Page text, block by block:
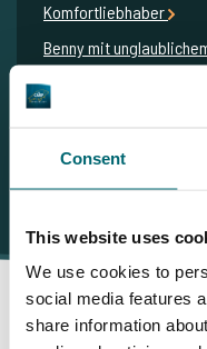
Consent
This website uses
We use cookies to
social media features
share information
Komfortliebhaber
Benny mit
Hochsommer am Etang